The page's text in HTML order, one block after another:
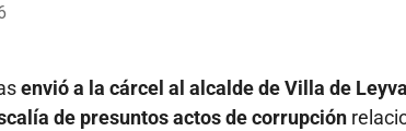
envió a la cárcel al alcalde de Villa de
de presuntos actos de corrupción